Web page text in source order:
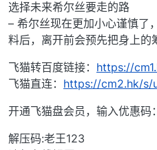
选择未来希尔丝要走的路
– 希尔丝现在更加小心谨慎了
料后，离开前会预先把身上的
飞猫转百度链接： https://
飞猫直连： https://cm2.hk/s/
开通飞猫盘会员，输入优惠
解压码:老王123